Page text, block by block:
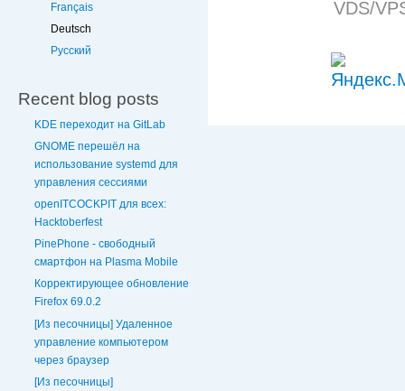
Français
Deutsch
Русский
Recent blog posts
KDE переходит на GitLab
GNOME перешёл на
использование systemd для
управления сессиями
openITCOCKPIT для всех:
Hacktoberfest
PinePhone - свободный
смартфон на Plasma Mobile
Корректирующее обновление
Firefox 69.0.2
[Из песочницы] Удаленное
управление компьютером
через браузер
[Из песочницы]
VDS/